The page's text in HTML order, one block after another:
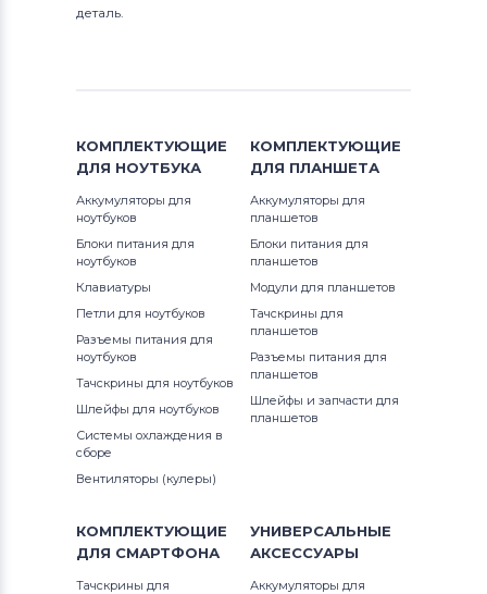
деталь.
КОМПЛЕКТУЮЩИЕ
ДЛЯ НОУТБУКА
Аккумуляторы для
ноутбуков
Блоки питания для
ноутбуков
Клавиатуры
Петли для ноутбуков
Разъемы питания для
ноутбуков
Тачскрины для ноутбуков
Шлейфы для ноутбуков
Системы охлаждения в
сборе
Вентиляторы (кулеры)
КОМПЛЕКТУЮЩИЕ
ДЛЯ ПЛАНШЕТА
Аккумуляторы для
планшетов
Блоки питания для
планшетов
Модули для планшетов
Тачскрины для
планшетов
Разъемы питания для
планшетов
Шлейфы и запчасти для
планшетов
КОМПЛЕКТУЮЩИЕ
ДЛЯ СМАРТФОНА
Тачскрины для
УНИВЕРСАЛЬНЫЕ
АКСЕССУАРЫ
Аккумуляторы для